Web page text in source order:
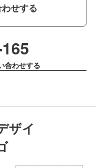
せする
合わせする
ザイ